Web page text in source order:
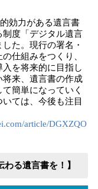
効力がある遺言書
制度「デジタル遺言
た。現行の署名・
仕組みをつくり、
を将来的に目指し
来、遺言書の作成
簡単になっていく
ては、今後も注目
article/DGXZQO
わる遺言書を！】